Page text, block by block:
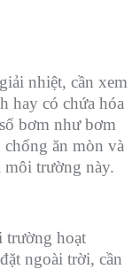
nhiệt, cần xem
hay có chứa hóa
bơm như bơm
ăn mòn và
môi trường này.
trường hoạt
ngoài trời, cần